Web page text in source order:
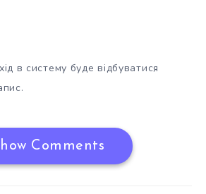
в систему буде відбуватися
Comments